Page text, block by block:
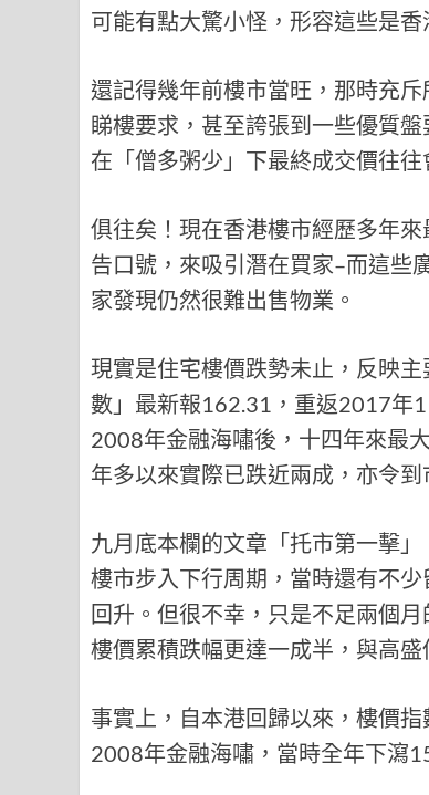
可能有點大驚小怪，形容這些是
還記得幾年前樓市當旺，那時充
睇樓要求，甚至誇張到一些優質
在「僧多粥少」下最終成交價往往
俱往矣！現在香港樓市經歷多年
告口號，來吸引潛在買家–而這些
家發現仍然很難出售物業。
現實是住宅樓價跌勢未止，反映
數」最新報162.31，重返2017年
2008年金融海嘯後，十四年來最
年多以來實際已跌近兩成，亦令
九月底本欄的文章「托市第一擊
樓市步入下行周期，當時還有不
回升。但很不幸，只是不足兩個
樓價累積跌幅更達一成半，與高
事實上，自本港回歸以來，樓價
2008年金融海嘯，當時全年下瀉